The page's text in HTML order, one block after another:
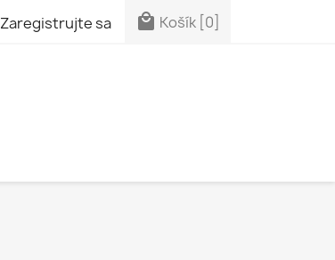
Zaregistrujte sa  Košík [0]